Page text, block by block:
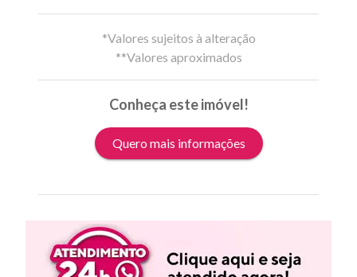
*Valores sujeitos à alteração
**Valores aproximados
Conheça este imóvel!
Quero mais informações